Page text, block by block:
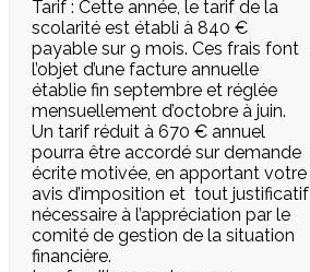
Tarif : Cette année, le tarif de la
scolarité est établi à 840 €
payable sur 9 mois. Ces frais font
l’objet d’une facture annuelle
établie fin septembre et réglée
mensuellement d’octobre à juin.
Un tarif réduit à 670 € annuel
pourra être accordé sur demande
écrite motivée, en apportant votre
avis d’imposition et tout justificatif
nécessaire à l’appréciation par le
comité de gestion de la situation
financière.